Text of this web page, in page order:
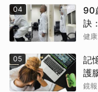
04
90
訣
健
05
記
護
鏡報